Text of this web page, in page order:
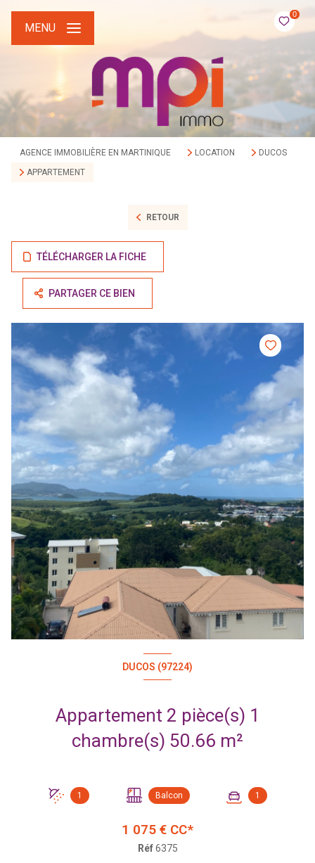
0
MENU
AGENCE IMMOBILIÈRE EN MARTINIQUE LOCATION
DUCOS
APPARTEMENT
RETOUR
TÉLÉCHARGER LA FICHE
PARTAGER CE BIEN
DUCOS (97224)
Appartement 2 pièce(s) 1
chambre(s) 50.66 m²
1 Balcon 1
1 075 € CC*
Réf6375